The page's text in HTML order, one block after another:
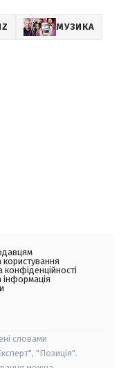
МУЗИКА
конфіденційності
інформація
словами
"Позиція".